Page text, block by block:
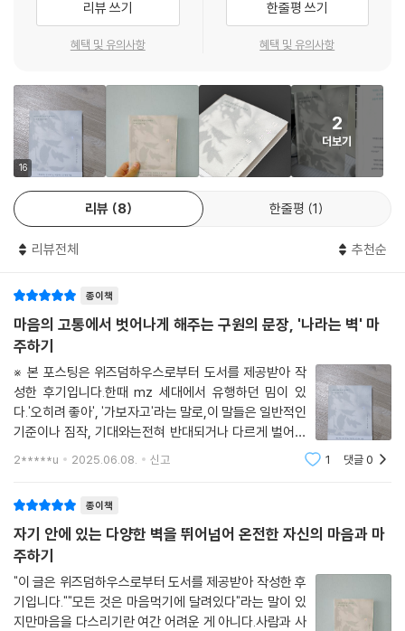
자신의 마음을 직시해야 한다고 이야기했고, 욕망과 비교의 욕구가 괴로움
을 증가시키며, 이를 내려놓기 위해서는 내면의 마음을 다스려야 한다고
내고, 명상과 마인드풀니스를 통해 마음의 변화를 알아차리고, 부정적인
감정을 조절하는 방법을 알려준다. 특히 불교 경전 ‘아비달마’와 ‘사성제 ·
팔정도’ 등 핵심 교리를 일반 독자가 이해하기 쉬운 언어로 풀어냈고, 자신
을 둘러싼 감정이 어디서 비롯되었는지를 명확히 파악할 수 있도록 돕는
다. 감정이 일어나는 원인을 ‘헛된 기대’와 ‘망상’이라 명쾌히 짚고, 그 감정
을 탓하지 않고 마주하는 법을 배울 수 있다는 점에서 자기계발서와 심리
치유서를 동시에 읽는 듯한 울림을 전한다.
자신과 화해하지 못한 사람에게 권하는 부처의 지혜
책은 총 5장으로 구성되어 있고, 각 장은 불교의 핵심 가르침을 바탕으로
현대인의 대표적인 감정 문제를 다룬다. 1장에서는 인간 내면의 세 가지 뿌
리 감정인 ‘욕심’, ‘분노’, ‘어리석음(무지)’에 대해 설명하고, 이 감정들이 어
떻게 고통의 근원이 되는지를 불교 경전과 함께 풀어낸다. 2장에서는 ‘질
투’, ‘시기’, ‘비교’와 같이 타인과의 관계에서 비롯되는 감정들을 조명하며,
감정의 방향을 바꾸는 방법을 제시한다. 3장에서는 ‘불안’, ‘후회’, ‘슬픔’ 같
은 미래와 과거에 매이는 감정을 다루며 지금 이 순간에 머무는 삶의 태도
에 대해 이야기한다. 4장과 5장에서는 자기 자신을 용서하고 받아들이는
떻게 일어나고, 어떻게 흘려 보낼 수 있는지를 독자가 자연스럽게 이해할
수 있도록 구성되어 있다.
리뷰 쓰기
혜택 및 유의사항
한줄평 쓰기
혜택 및 유의사항
16
2
더보기
리뷰 8 한줄평 1
리뷰전체 추천순
종이책
마음의 고통에서 벗어나게 해주는 구원의 문장, '나라는 벽' 마
주하기
※ 본 포스팅은 위즈덤하우스로부터 도서를 제공받아 작
성한 후기입니다.한때 mz 세대에서 유행하던 밈이 있
다.'오히려 좋아', '가보자고'라는 말로,이 말들은 일반적인
기준이나 짐작, 기대와는전혀 반대되거나 다르게 벌어지
는 상황에서'좋아'라는 긍정을 뒤에 붙이며환기하는 목적
2*****u 2025.06.08. 신고 1 댓글0
종이책
자기 안에 있는 다양한 벽을 뛰어넘어 온전한 자신의 마음과 마
주하기
"이 글은 위즈덤하우스로부터 도서를 제공받아 작성한 후
기입니다.""모든 것은 마음먹기에 달려있다"라는 말이 있
지만마음을 다스리기란 여간 어려운 게 아니다.사람과 사